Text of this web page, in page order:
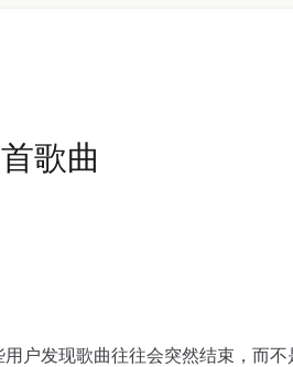
歌曲
户发现歌曲往往会突然结束，而